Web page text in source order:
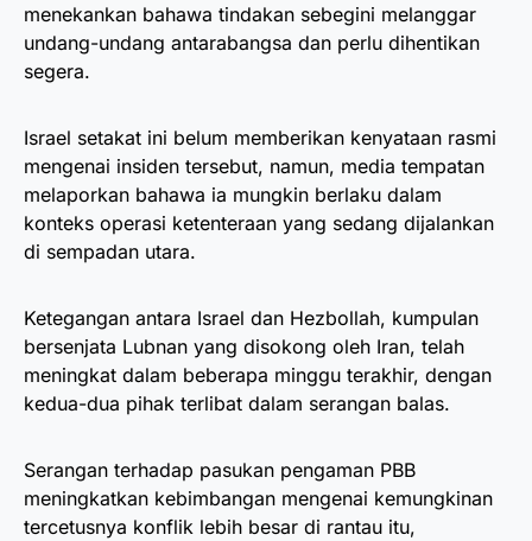
menekankan bahawa tindakan sebegini melanggar
undang-undang antarabangsa dan perlu dihentikan
segera.
Israel setakat ini belum memberikan kenyataan rasmi
mengenai insiden tersebut, namun, media tempatan
melaporkan bahawa ia mungkin berlaku dalam
konteks operasi ketenteraan yang sedang dijalankan
di sempadan utara.
Ketegangan antara Israel dan Hezbollah, kumpulan
bersenjata Lubnan yang disokong oleh Iran, telah
meningkat dalam beberapa minggu terakhir, dengan
kedua-dua pihak terlibat dalam serangan balas.
Serangan terhadap pasukan pengaman PBB
meningkatkan kebimbangan mengenai kemungkinan
tercetusnya konflik lebih besar di rantau itu,